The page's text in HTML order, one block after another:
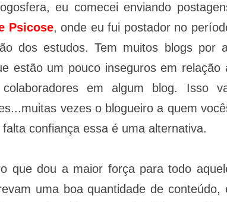
eu comecei enviando
Psicose, onde eu fui postador no
dos estudos. Tem muitos blogs por
estão um pouco inseguros em relação
em algum blog. Isso
vezes o blogueiro a quem
confiança essa é uma alternativa.
que dou a maior força para todo
uma boa quantidade de conteúdo,